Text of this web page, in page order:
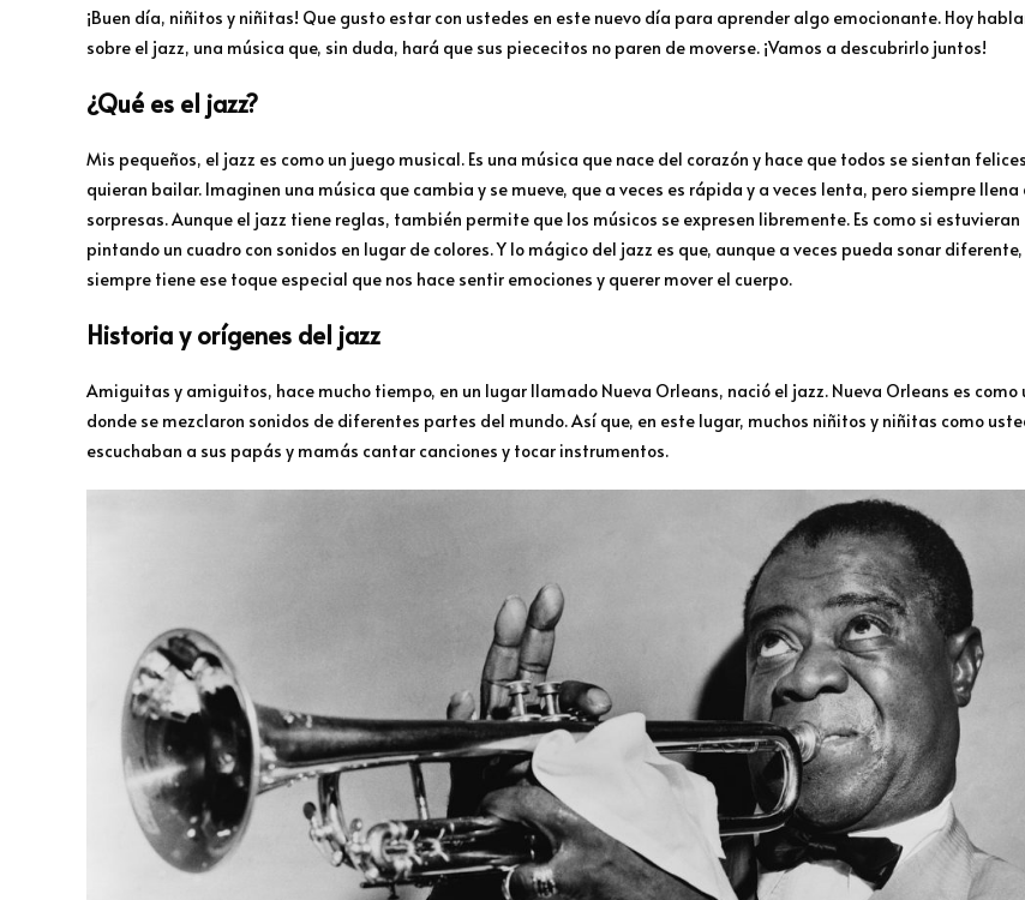
¡Buen día, niñitos y niñitas! Que gusto estar con ustedes en este nuevo día para aprender algo emocionante. Hoy
sobre el jazz, una música que, sin duda, hará que sus piececitos no paren de moverse. ¡Vamos a descubrirlo juntos!
¿Qué es el jazz?
Mis pequeños, el jazz es como un juego musical. Es una música que nace del corazón y hace que todos se sientan
quieran bailar. Imaginen una música que cambia y se mueve, que a veces es rápida y a veces lenta, pero siempre llena
sorpresas. Aunque el jazz tiene reglas, también permite que los músicos se expresen libremente. Es como si estuvieran
pintando un cuadro con sonidos en lugar de colores. Y lo mágico del jazz es que, aunque a veces pueda sonar diferente,
siempre tiene ese toque especial que nos hace sentir emociones y querer mover el cuerpo.
Historia y orígenes del jazz
Amiguitas y amiguitos, hace mucho tiempo, en un lugar llamado Nueva Orleans, nació el jazz. Nueva Orleans es como
donde se mezclaron sonidos de diferentes partes del mundo. Así que, en este lugar, muchos niñitos y niñitas como
escuchaban a sus papás y mamás cantar canciones y tocar instrumentos.